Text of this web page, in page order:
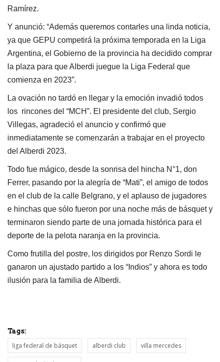
Ramírez.
Y anunció: “Además queremos contarles una linda noticia,
ya que GEPU competirá la próxima temporada en la Liga
Argentina, el Gobierno de la provincia ha decidido comprar
la plaza para que Alberdi juegue la Liga Federal que
comienza en 2023”.
La ovación no tardó en llegar y la emoción invadió todos
los rincones del “MCH”. El presidente del club, Sergio
Villegas, agradeció el anuncio y confirmó que
inmediatamente se comenzarán a trabajar en el proyecto
del Alberdi 2023.
Todo fue mágico, desde la sonrisa del hincha N°1, don
Ferrer, pasando por la alegría de “Mati”, el amigo de todos
en el club de la calle Belgrano, y el aplauso de jugadores
e hinchas que sólo fueron por una noche más de básquet y
terminaron siendo parte de una jornada histórica para el
deporte de la pelota naranja en la provincia.
Como frutilla del postre, los dirigidos por Renzo Sordi le
ganaron un ajustado partido a los “Indios” y ahora es todo
ilusión para la familia de Alberdi.
Tags:
liga federal de básquet alberdi club villa mercedes